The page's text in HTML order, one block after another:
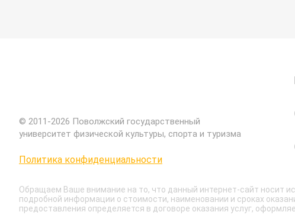
© 2011-2026 Поволжский государственный
университет физической культуры, спорта и туризма
Политика конфиденциальности
Обращаем Ваше внимание на то, что данный интернет-сайт носит
подробной информации о стоимости, наименовании и сроках
предоставления определяется в договоре оказания услуг,